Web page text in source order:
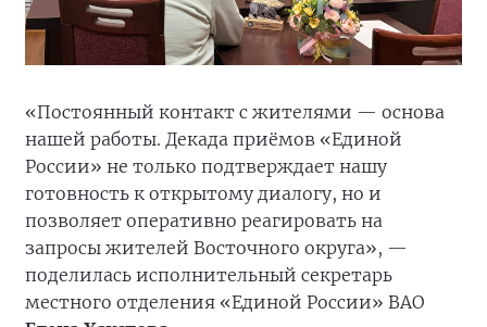
«Постоянный контакт с жителями — основа
нашей работы. Декада приёмов «Единой
России» не только подтверждает нашу
готовность к открытому диалогу, но и
позволяет оперативно реагировать на
запросы жителей Восточного округа», —
поделилась исполнительный секретарь
местного отделения «Единой России» ВАО